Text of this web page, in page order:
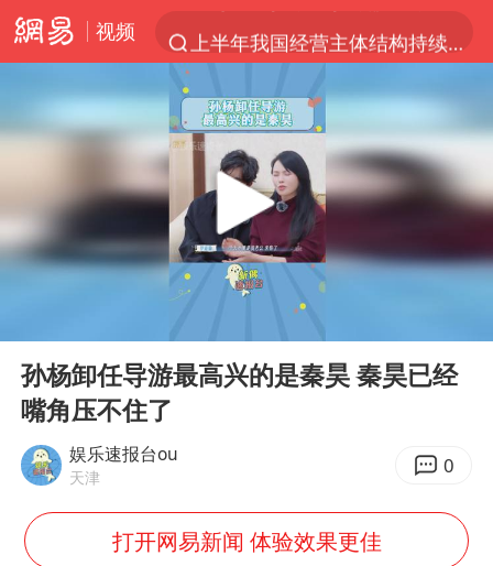
视频
上海有出现龙卷潜势
上海全域长途客运班次全部停运
白海豚逼近浙闽沿海
今日15时起福州地铁高架区段停运
Play
孙杨卸任导游最高兴的是秦昊 秦昊已经
嘴角压不住了
娱乐速报台ou
天津 0
打开网易新闻 体验效果更佳